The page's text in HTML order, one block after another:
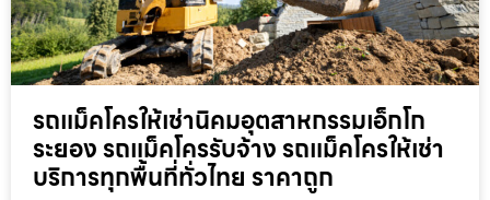
รถแม็คโครให้เช่านิคมอุตสาหกรรมเอ็กโก
ระยอง รถแม็คโครรับจ้าง รถแม็คโครให้เช่า
บริการทุกพื้นที่ทั่วไทย ราคาถูก